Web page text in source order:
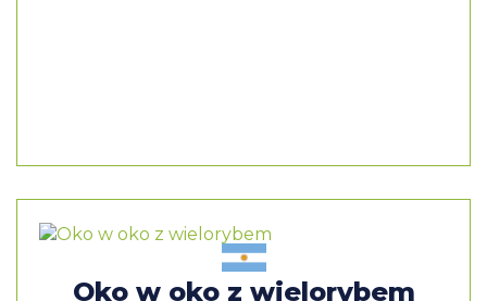
Oko w oko z wielorybem